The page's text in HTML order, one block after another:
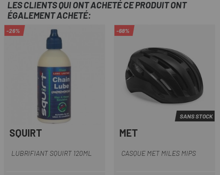
LES CLIENTS QUI ONT ACHETÉ CE PRODUIT ONT
ÉGALEMENT ACHETÉ:
-26%
SQUIRT
LUBRIFIANT SQUIRT 120ML
-68%
SANS STOCK
MET
CASQUE MET MILES MIPS